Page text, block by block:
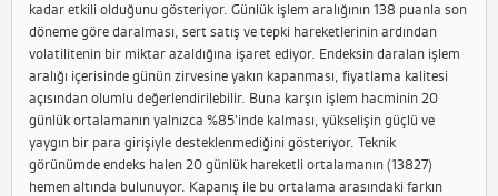
kadar etkili olduğunu gösteriyor. Günlük işlem aralığının 138 puanla son
döneme göre daralması, sert satış ve tepki hareketlerinin ardından
volatilitenin bir miktar azaldığına işaret ediyor. Endeksin daralan işlem
aralığı içerisinde günün zirvesine yakın kapanması, fiyatlama kalitesi
açısından olumlu değerlendirilebilir. Buna karşın işlem hacminin 20
günlük ortalamanın yalnızca %85’inde kalması, yükselişin güçlü ve
yaygın bir para girişiyle desteklenmediğini gösteriyor. Teknik
görünümde endeks halen 20 günlük hareketli ortalamanın (13827)
hemen altında bulunuyor. Kapanış ile bu ortalama arasındaki farkın